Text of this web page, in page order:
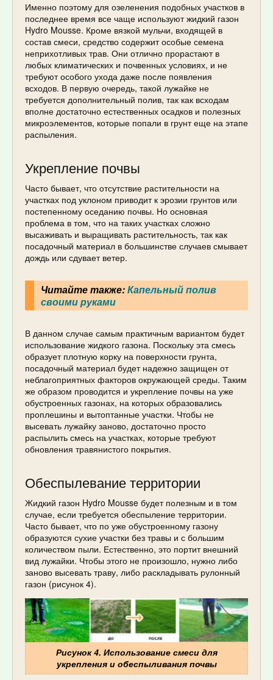
Именно поэтому для озеленения подобных участков в
последнее время все чаще используют жидкий газон
Hydro Mousse. Кроме вязкой мульчи, входящей в
состав смеси, средство содержит особые семена
неприхотливых трав. Они отлично прорастают в
любых климатических и почвенных условиях, и не
требуют особого ухода даже после появления
всходов. В первую очередь, такой лужайке не
требуется дополнительный полив, так как всходам
вполне достаточно естественных осадков и полезных
микроэлементов, которые попали в грунт еще на этапе
распыления.
Укрепление почвы
Часто бывает, что отсутствие растительности на
участках под уклоном приводит к эрозии грунтов или
постепенному оседанию почвы. Но основная
проблема в том, что на таких участках сложно
высаживать и выращивать растительность, так как
посадочный материал в большинстве случаев смывает
дождь или сдувает ветер.
Читайте также:Капельный полив
своими руками
В данном случае самым практичным вариантом будет
использование жидкого газона. Поскольку эта смесь
образует плотную корку на поверхности грунта,
посадочный материал будет надежно защищен от
неблагоприятных факторов окружающей среды. Таким
же образом проводится и укрепление почвы на уже
обустроенных газонах, на которых образовались
проплешины и вытоптанные участки. Чтобы не
высевать лужайку заново, достаточно просто
распылить смесь на участках, которые требуют
обновления травянистого покрытия.
Обеспылевание территории
Жидкий газон Hydro Mousse будет полезным и в том
случае, если требуется обеспыление территории.
Часто бывает, что по уже обустроенному газону
образуются сухие участки без травы и с большим
количеством пыли. Естественно, это портит внешний
вид лужайки. Чтобы этого не произошло, нужно либо
заново высевать траву, либо раскладывать рулонный
газон (рисунок 4).
Рисунок 4. Использование смеси для
укрепления и обеспыливания почвы